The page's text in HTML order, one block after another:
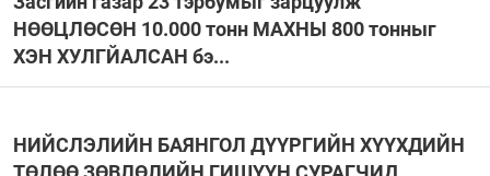
НӨӨЦЛӨСӨН 10.000 тонн МАХНЫ 800 тонныг
ХЭН ХУЛГЙАЛСАН бэ...
НИЙСЛЭЛИЙН БАЯНГОЛ ДҮҮРГИЙН ХҮҮХДИЙН